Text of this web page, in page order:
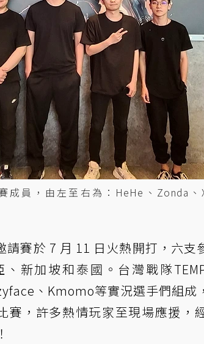
成員，由左至右為：HeHe、Zonda、
請賽於 7 月 11 日火熱開打，六支
新加坡和泰國。台灣戰隊
、Kmomo等實況選手們組成
賽，許多熱情玩家至現場應援，